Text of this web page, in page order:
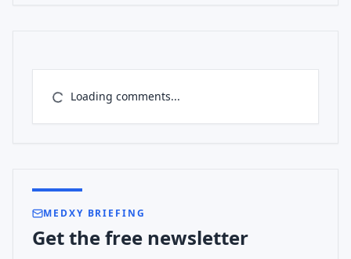
Loading comments...
MEDXY BRIEFING
Get the free newsletter